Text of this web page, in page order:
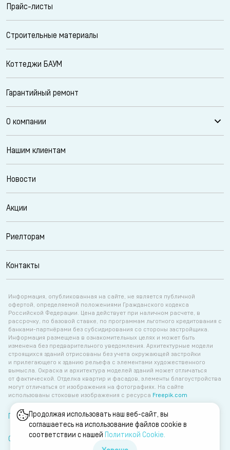
Продолжая использовать наш веб-сайт, вы
соглашаетесь на использование файлов cookie в
соответствии с нашей Политикой Сookie.
Прайс-листы
Строительные материалы
Коттеджи БАУМ
Гарантийный ремонт
О компании
Нашим клиентам
Новости
Акции
Риелторам
Контакты
Информация, опубликованная на сайте, не является публичной
офертой, определяемой положениями Гражданского кодекса
Российской Федерации. Цена действует при наличном расчете, в
рассрочку, по базовой ставке, по программам льготного кредитования с
банками-партнёрами без субсидирования со стороны застройщика.
Информация размещена в ознакомительных целях и может быть
изменена без предварительного уведомления. Архитектурные модели
строящихся зданий отрисованы без учета окружающей застройки
и прилегающего к зданию рельефа с элементами художественного
вымысла. Окраска и архитектура моделей зданий может отличаться
от фактической. Отделка квартир и фасадов, элементы благоустройства
могут отличаться от изображения на фотографиях. На сайте
использованы стоковые изображения с ресурса Freepik.com
Политика об обработке персональных данных
Согласие на обработку персональных данных